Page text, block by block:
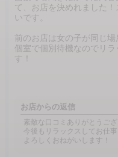
て、お店を決めれました
いです。
前のお店は女の子が同じ
個室で個別待機なのでリ
す！
お店からの返信
素敵な口コミありがとうござ
今後もリラックスしてお仕
よろしくおねがいします！